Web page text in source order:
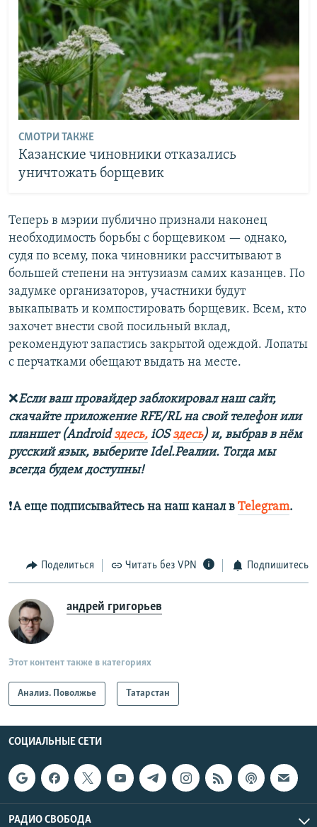
СМОТРИ ТАКЖЕ
Казанские чиновники отказались
уничтожать борщевик
Теперь в мэрии публично признали наконец
необходимость борьбы с борщевиком — однако,
судя по всему, пока чиновники рассчитывают в
большей степени на энтузиазм самих казанцев. По
задумке организаторов, участники будут
выкапывать и компостировать борщевик. Всем, кто
захочет внести свой посильный вклад,
рекомендуют запастись закрытой одеждой. Лопаты
с перчатками обещают выдать на месте.
❌Если ваш провайдер заблокировал наш сайт,
скачайте приложение RFE/RL на свой телефон или
планшет (Androidздесь, iOSздесь) и, выбрав в нём
русский язык, выберите Idel.Реалии. Тогда мы
всегда будем доступны!
❗️А еще подписывайтесь на наш канал в Telegram.
Поделиться Читать без VPN Подпишитесь
андрей григорьев
Этот контент также в категориях
Анализ. Поволжье Татарстан
СОЦИАЛЬНЫЕ СЕТИ
РАДИО СВОБОДА